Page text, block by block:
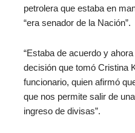
petrolera que estaba en
“era senador de la Nación”.
“Estaba de acuerdo y
decisión que tomó Cristina
funcionario, quien afirmó
que nos permite salir de
ingreso de divisas”.